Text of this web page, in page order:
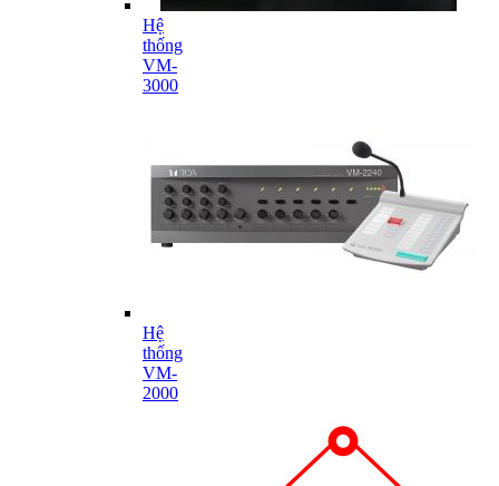
Hệ
thống
VM-
3000
Hệ
thống
VM-
2000